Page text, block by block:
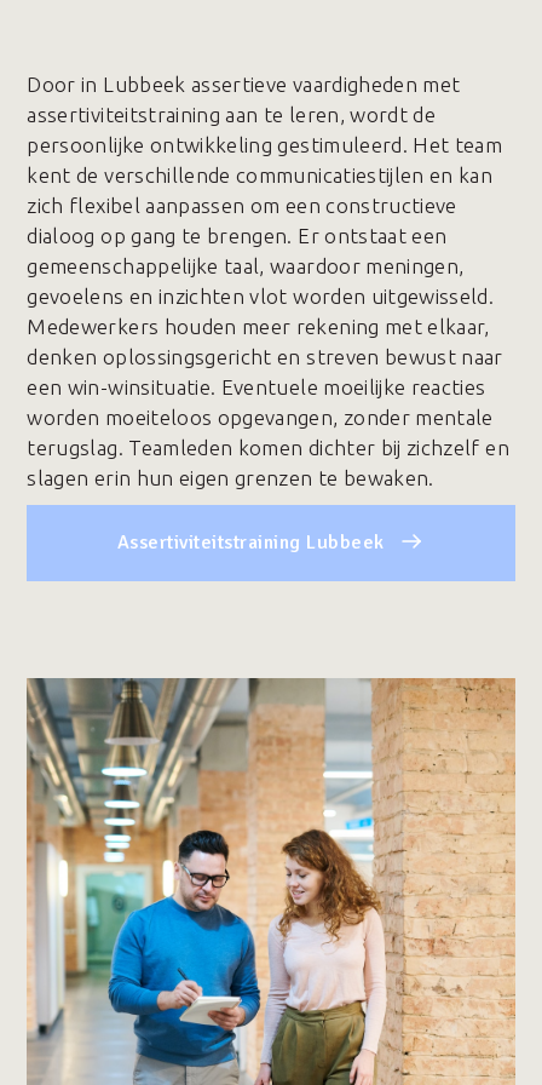
Door in Lubbeek assertieve vaardigheden met
assertiviteitstraining aan te leren, wordt de
persoonlijke ontwikkeling gestimuleerd. Het team
kent de verschillende communicatiestijlen en kan
zich flexibel aanpassen om een constructieve
dialoog op gang te brengen. Er ontstaat een
gemeenschappelijke taal, waardoor meningen,
gevoelens en inzichten vlot worden uitgewisseld.
Medewerkers houden meer rekening met elkaar,
denken oplossingsgericht en streven bewust naar
een win-winsituatie. Eventuele moeilijke reacties
worden moeiteloos opgevangen, zonder mentale
terugslag. Teamleden komen dichter bij zichzelf en
slagen erin hun eigen grenzen te bewaken.
Assertiviteitstraining Lubbeek